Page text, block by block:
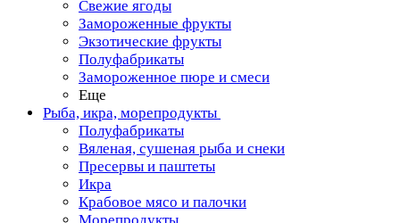
Свежие ягоды
Замороженные фрукты
Экзотические фрукты
Полуфабрикаты
Замороженное пюре и смеси
Еще
Рыба, икра, морепродукты
Полуфабрикаты
Вяленая, сушеная рыба и снеки
Пресервы и паштеты
Икра
Крабовое мясо и палочки